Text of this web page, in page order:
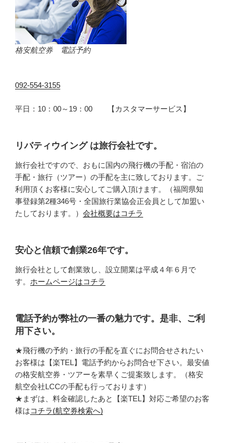
格安航空券 電話予約
092-554-3155
平日：10：00～19：00 【カスタマーサービス】
リバティウイング は旅行会社です。
旅行会社ですので、おもに国内の飛行機の手配・宿泊の
手配・旅行（ツアー）の手配を主に致しております。ご
利用頂くお客様に安心してご購入頂けます。（福岡県知
事登録第2種346号・全国旅行業協会正会員として加盟い
たしております。） 会社概要はコチラ
安心と信頼で創業26年です。
旅行会社として創業致し、設立開業は平成４年６月で
す。 ホームページはコチラ
電話予約が弊社の一番の魅力です。是非、ご利
用下さい。
★飛行機の予約・旅行の手配を直ぐにお問合せされたい
お客様は【楽TEL】電話予約からお問合せ下さい。最安値
の格安航空券・ツアーを素早くご提案致します。（格安
航空会社LCCの手配も行っております）
★まずは、料金確認したあと【楽TEL】対応ご希望のお客
様はコチラ(航空券検索へ)